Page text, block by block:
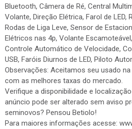
Bluetooth, Câmera de Ré, Central
Volante, Direção Elétrica, Farol de LED,
Rodas de Liga Leve, Sensor de
Elétricos nas 4p, Volante
Controle Automático de Velocidade,
USB, Faróis Diurnos de LED, Piloto
Observações: Aceitamos seu usado
com as melhores taxas do mercado.
Verifique a disponibilidade e
anúncio pode ser alterado sem aviso
seminovos? Pensou Betiolo!
Para maiores informações acesse: